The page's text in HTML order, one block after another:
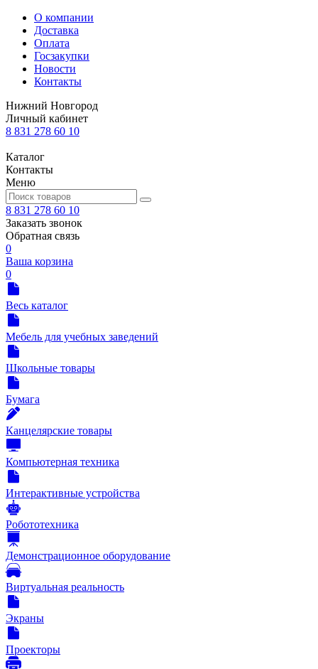
О компании
Доставка
Оплата
Госзакупки
Новости
Контакты
Нижний Новгород
Личный кабинет
8 831 278 60 10
Каталог
Контакты
Меню
8 831 278 60 10
Заказать звонок
Обратная связь
0
Ваша корзина
0
Весь каталог
Мебель для учебных заведений
Школьные товары
Бумага
Канцелярские товары
Компьютерная техника
Интерактивные устройства
Робототехника
Демонстрационное оборудование
Виртуальная реальность
Экраны
Проекторы